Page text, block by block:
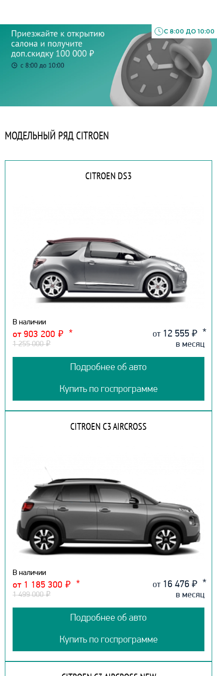
С 8:00 ДО 10:00
МОДЕЛЬНЫЙ РЯД CITROEN
CITROEN DS3
В наличии
от 903 200 ₽
1 255 000₽
от 12 555 ₽
в месяц
Подробнее об авто
Купить по госпрограмме
CITROEN C3 AIRCROSS
В наличии
от 1 185 300 ₽
1 499 000₽
от 16 476 ₽
в месяц
Подробнее об авто
Купить по госпрограмме